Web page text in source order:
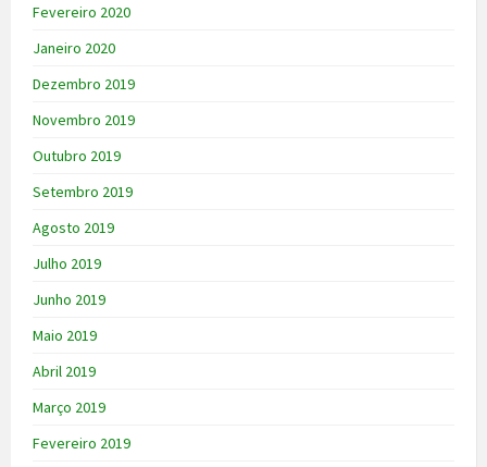
Fevereiro 2020
Janeiro 2020
Dezembro 2019
Novembro 2019
Outubro 2019
Setembro 2019
Agosto 2019
Julho 2019
Junho 2019
Maio 2019
Abril 2019
Março 2019
Fevereiro 2019